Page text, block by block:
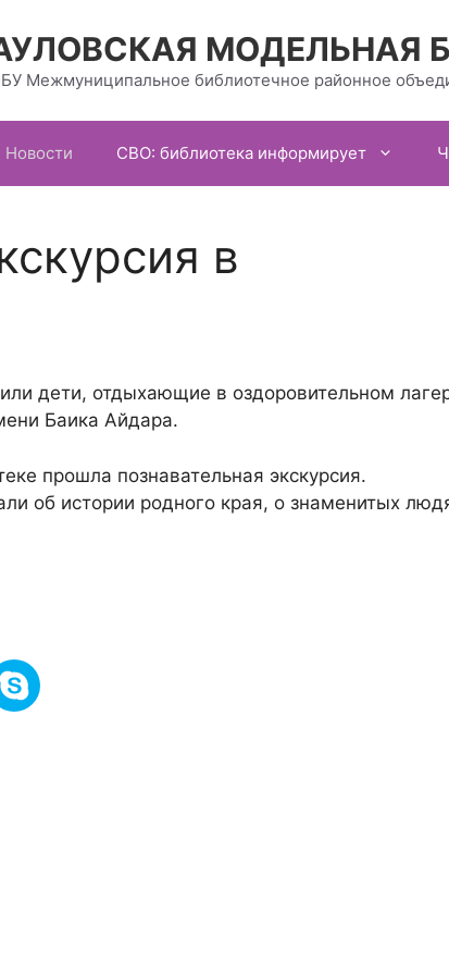
МОДЕЛЬНАЯ
Межмуниципальное библиотечное районное
Новости СВО: библиотека информирует
в
дети, отдыхающие в оздоровительном
Баика Айдара.
прошла познавательная экскурсия.
об истории родного края, о знаменитых